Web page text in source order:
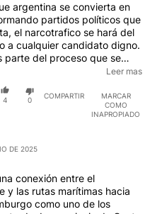
argentina se convierta en
el narcotrafico se hará del
a cualquier candidato digno.
parte del proceso que se
la gente votar es como mirar
Dejen de mentirle a la población.
Leer mas
4 0
COMPARTIR
MARCAR
COMO
INAPROPIADO
DE 2025
conexión entre el
y las rutas marítimas hacia
como uno de los